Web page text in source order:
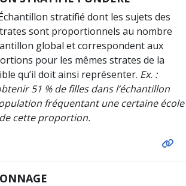
stratifié dont les sujets des
sont proportionnels au nombre
global et correspondent aux
pour les mêmes strates de la
qu’il doit ainsi représenter. Ex. :
51 % de filles dans l’échantillon
fréquentant une certaine école
cette proportion.